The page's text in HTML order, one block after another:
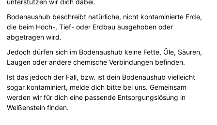
unterstützen wir dich dabei.
Bodenaushub beschreibt natürliche, nicht kontaminierte Erde,
die beim Hoch-, Tief- oder Erdbau ausgehoben oder
abgetragen wird.
Jedoch dürfen sich im Bodenaushub keine Fette, Öle, Säuren,
Laugen oder andere chemische Verbindungen befinden.
Ist das jedoch der Fall, bzw. ist dein Bodenaushub vielleicht
sogar kontaminiert, melde dich bitte bei uns. Gemeinsam
werden wir für dich eine passende Entsorgungslösung in
Weißenstein finden.